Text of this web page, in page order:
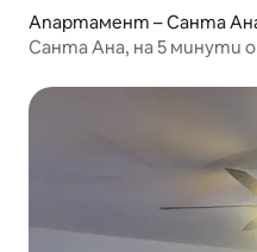
Апартамент – Санта
Санта Ана, на 5